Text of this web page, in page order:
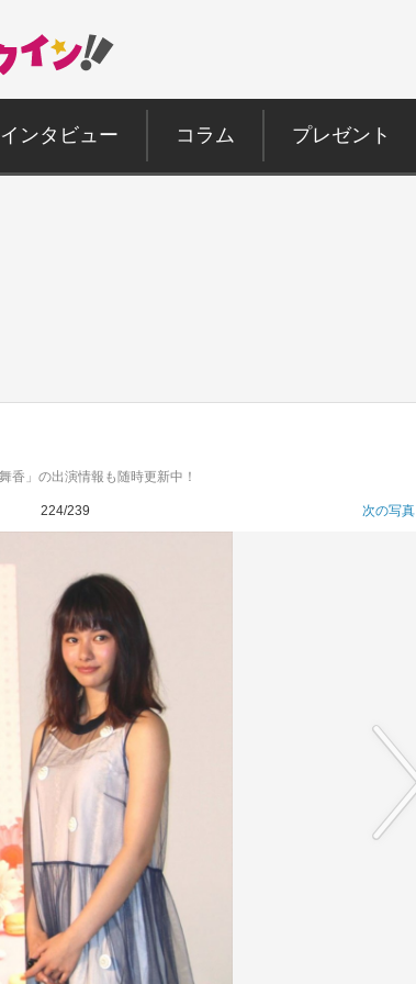
インタビュー コラム プレゼント
香」の出演情報も随時更新中！
224/239 次の写真